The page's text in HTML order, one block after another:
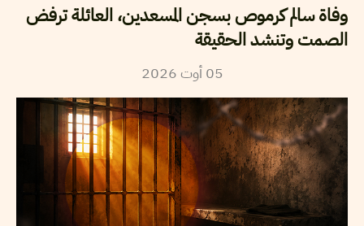
وفاة سالم كرموص بسجن المسعدين، العائلة ترفض
الصمت وتنشد الحقيقة
05 أوت2026